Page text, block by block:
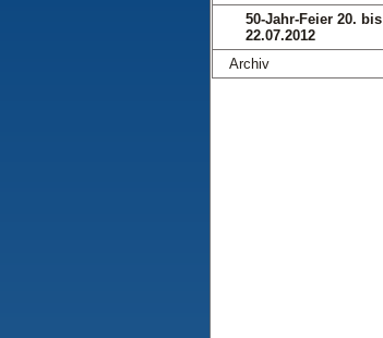
50-Jahr-Feier 20. bis
22.07.2012
Archiv